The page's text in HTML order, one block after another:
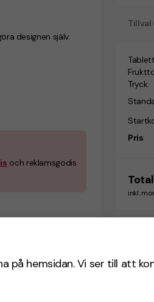
på hemsidan. Vi ser till att
designen själv.
och reklamsgodis
Tillval
Tryck
Pris
inkl.
I
alltid